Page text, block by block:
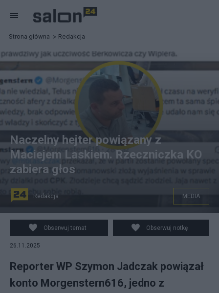
Strona główna Redakcja
na zdjęciu: Kamil Rudziński na tle wpisów konta
Morgenstern616. fot. X/Canva
Naczelny hejter powiązany z
Maciejem Laskiem. Rzeczniczka KO
zabiera głos
Redakcja MEDIA
Obserwuj temat Obserwuj notkę
26.11.2025
Reporter WP Szymon Jadczak powiązał
konto Morgenstern616, jedno z